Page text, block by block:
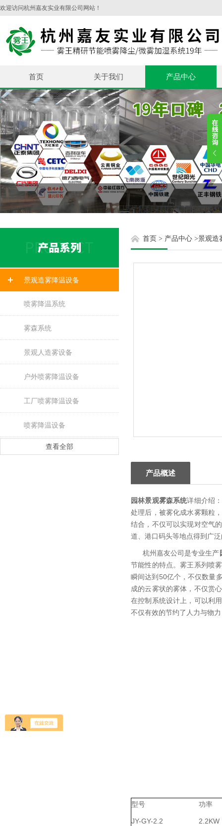
欢迎访问杭州嘉友实业有限公司网站！
首页 关于我们 产品中心
景观造雾降温设备
喷雾降温系统
雾森系统
景观人造雾设备
户外喷雾降温设备
工厂喷雾降温设备
喷雾降温设备
查看全部
首页 > 产品中心 >景观造
产品概述
园林景观雾森系统详细介绍
处理后，被雾化成水雾颗粒
结合，不仅可以实现对空气
道、港口码头等地点得到广
杭州嘉友公司是专业生产
节能性的特点。雾王系列喷
瞬间达到50亿个，不仅数量
成的云雾状的雾体，不仅赏
在控制系统设计上，可以利
不仅有效的节约了人力与物
型号 功率
JY-GY-2.2 2.2KW